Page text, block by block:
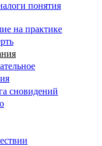
понятия
на практике
сновидений